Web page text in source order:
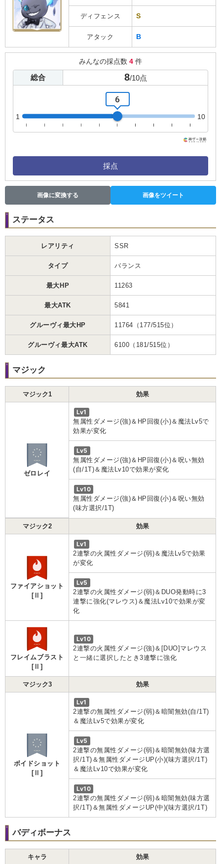
ディフェンス S
アタック B
みんなの採点数 4 件
総合 8/10点
1
6
10
採点
画像に変換する 画像をツイート
ステータス
レアリティ SSR
タイプ バランス
最大HP 11263
最大ATK 5841
グルーヴィ最大HP 11764（177/515位）
グルーヴィ最大ATK 6100（181/515位）
マジック
マジック1 効果
ゼロレイ
Lv1
無属性ダメージ(強)＆HP回復(小)＆魔法Lv5で
効果が変化
Lv5
無属性ダメージ(強)＆HP回復(小)＆呪い無効
(自/1T)＆魔法Lv10で効果が変化
Lv10
無属性ダメージ(強)＆HP回復(小)＆呪い無効
(味方選択/1T)
マジック2 効果
ファイアショット
[Ⅱ]
Lv1
2連撃の火属性ダメージ(弱)＆魔法Lv5で効果
が変化
Lv5
2連撃の火属性ダメージ(弱)＆DUO発動時に3
連撃に強化(マレウス)＆魔法Lv10で効果が変
化
フレイムブラスト
[Ⅱ]
Lv10
2連撃の火属性ダメージ(強)＆[DUO]マレウス
と一緒に選択したとき3連撃に強化
マジック3 効果
ボイドショット
[Ⅱ]
Lv1
2連撃の無属性ダメージ(弱)＆暗闇無効(自/1T)
＆魔法Lv5で効果が変化
Lv5
2連撃の無属性ダメージ(弱)＆暗闇無効(味方選
択/1T)＆無属性ダメージUP(小)(味方選択/1T)
＆魔法Lv10で効果が変化
Lv10
2連撃の無属性ダメージ(弱)＆暗闇無効(味方選
択/1T)＆無属性ダメージUP(中)(味方選択/1T)
バディボーナス
キャラ 効果